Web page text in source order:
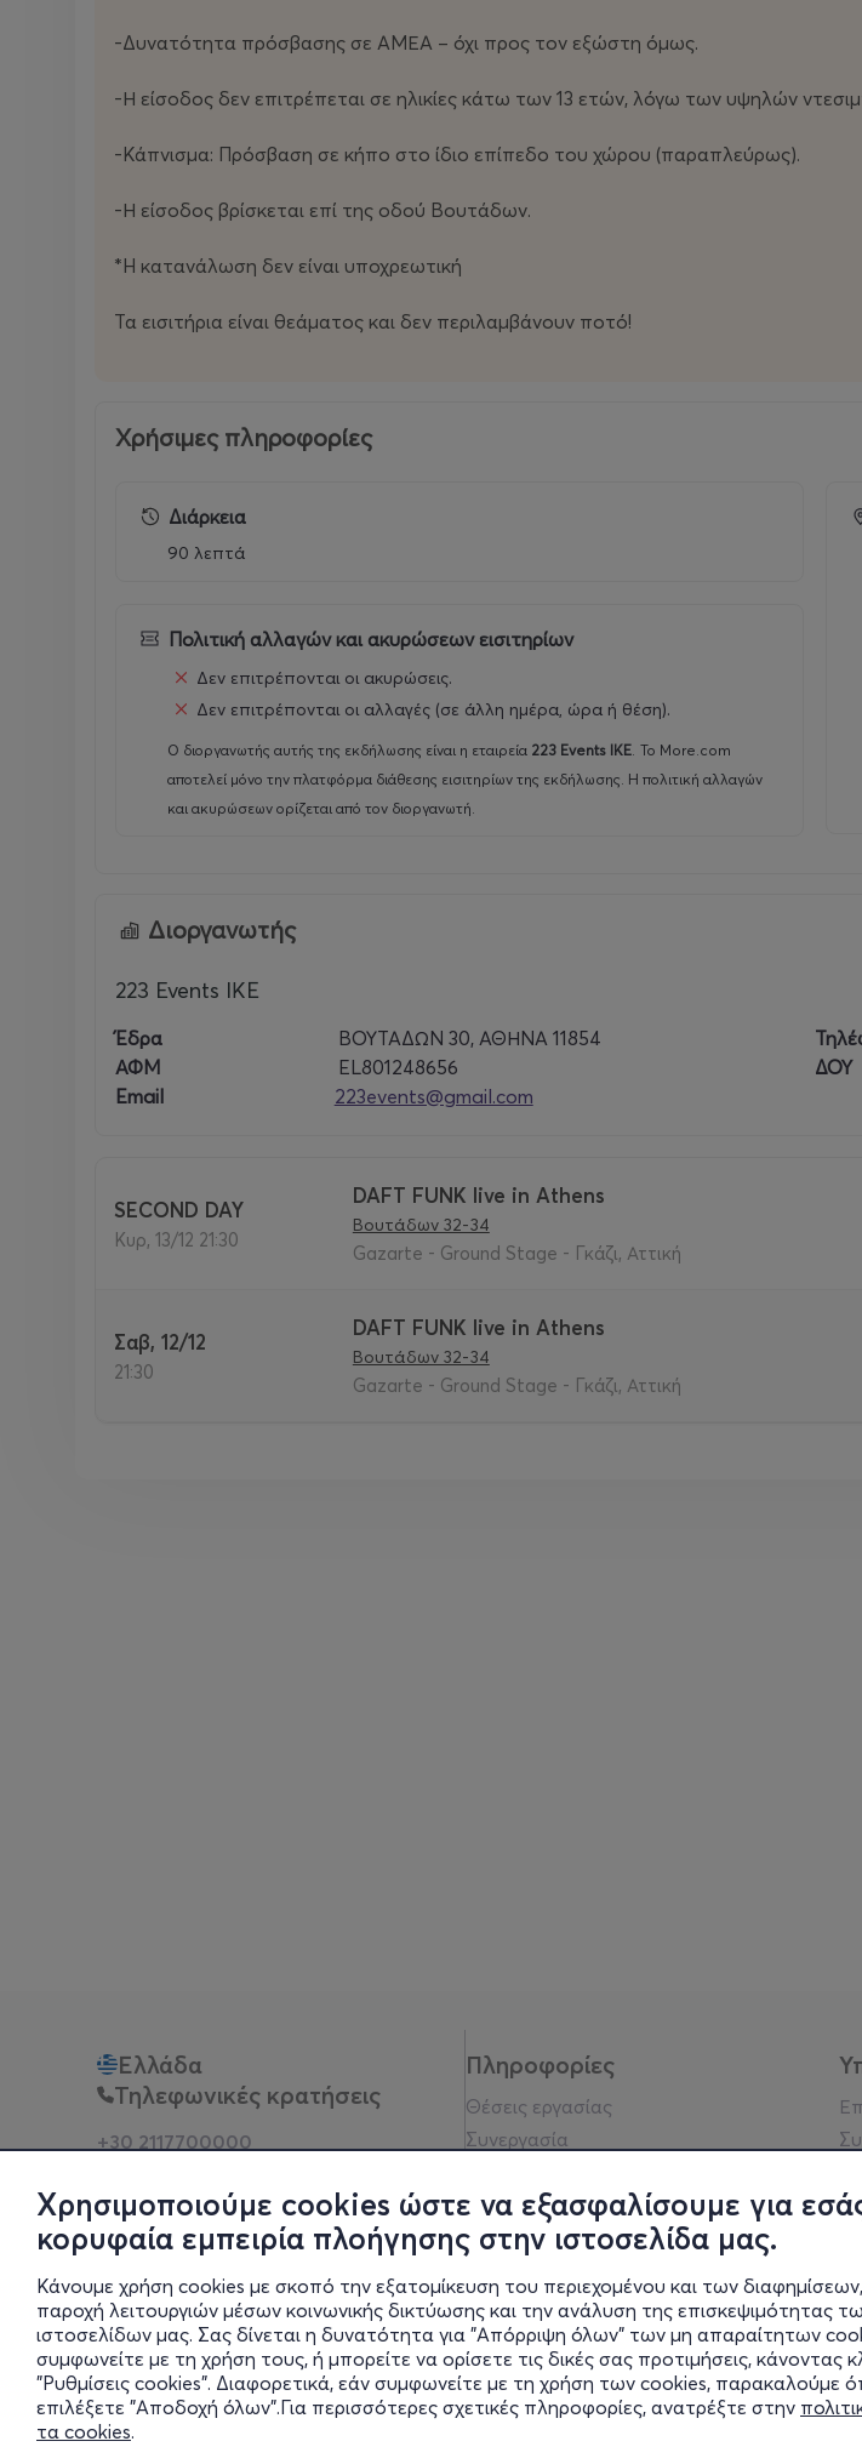
Χρησιμοποιούμε cookies ώστε να εξασφαλίσουμε για
κορυφαία εμπειρία πλοήγησης στην ιστοσελίδα μας.
Κάνουμε χρήση cookies με σκοπό την εξατομίκευση του περιεχομένου και των
παροχή λειτουργιών μέσων κοινωνικής δικτύωσης και την ανάλυση της επισκεψιμότητας
ιστοσελίδων μας. Σας δίνεται η δυνατότητα για "Απόρριψη όλων" των μη απαραίτητων
συμφωνείτε με τη χρήση τους, ή μπορείτε να ορίσετε τις δικές σας προτιμήσεις, κάνοντας
"Ρυθμίσεις cookies". Διαφορετικά, εάν συμφωνείτε με τη χρήση των cookies, παρακαλούμε
επιλέξετε "Αποδοχή όλων".Για περισσότερες σχετικές πληροφορίες, ανατρέξτε στην
τα cookies.
-Δυνατότητα πρόσβασης σε ΑΜΕΑ – όχι προς τον εξώστη όμως.
-Η είσοδος δεν επιτρέπεται σε ηλικίες κάτω των 13 ετών, λόγω των υψηλών
-Κάπνισμα: Πρόσβαση σε κήπο στο ίδιο επίπεδο του χώρου (παραπλεύρως).
-Η είσοδος βρίσκεται επί της οδού Βουτάδων.
*H κατανάλωση δεν είναι υποχρεωτική
Τα εισιτήρια είναι θεάματος και δεν περιλαμβάνουν ποτό!
Χρήσιμες πληροφορίες
Διάρκεια
90 λεπτά
Πολιτική αλλαγών και ακυρώσεων εισιτηρίων
Δεν επιτρέπονται οι ακυρώσεις.
Δεν επιτρέπονται οι αλλαγές (σε άλλη ημέρα, ώρα ή θέση).
Ο διοργανωτής αυτής της εκδήλωσης είναι η εταιρεία 223 Events ΙΚΕ. Το More.com
αποτελεί μόνο την πλατφόρμα διάθεσης εισιτηρίων της εκδήλωσης. Η πολιτική αλλαγών
και ακυρώσεων ορίζεται από τον διοργανωτή.
Διοργανωτής
223 Events ΙΚΕ
Έδρα ΒΟΥΤΑΔΩΝ 30, ΑΘΗΝΑ 11854
ΑΦΜ
EL801248656 ΔΟΥ
Email
223events@gmail.com
SECOND DAY
Κυρ, 13/12 21:30
DAFT FUNK live in Athens
Βουτάδων 32-34
Gazarte - Ground Stage - Γκάζι, Αττική
Σαβ, 12/12
21:30
DAFT FUNK live in Athens
Βουτάδων 32-34
Gazarte - Ground Stage - Γκάζι, Αττική
Ελλάδα
Τηλεφωνικές κρατήσεις
+30 2117700000
Φυσικά σημεία
Πληροφορίες
Θέσεις εργασίας
Συνεργασία
Πολιτική απορρήτου
Νομική σημείωση
Blog
Οικονομικά στοιχεία
Πολιτικές Εταιρείας
Έκθεση Διαφάνειας